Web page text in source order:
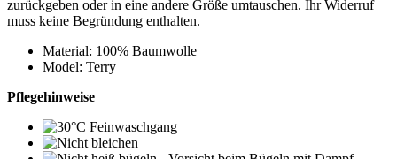
zurückgeben oder in eine andere Größe umtauschen. Ihr Widerruf
muss keine Begründung enthalten.
Material: 100% Baumwolle
Model: Terry
Pflegehinweise